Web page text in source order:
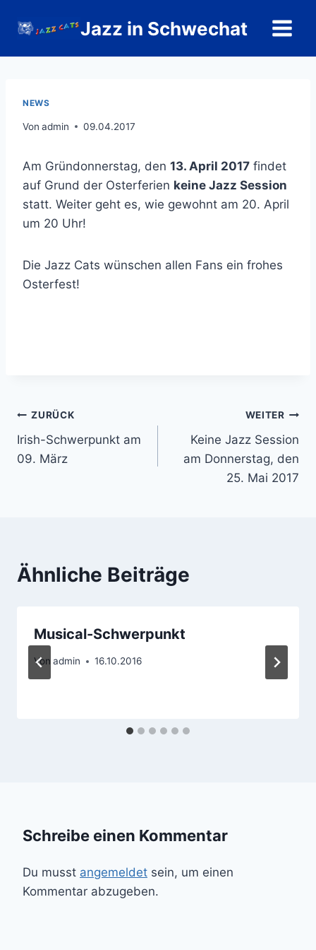
Inhalt
Jazz in Schwechat
NEWS
Von admin 09.04.2017
Am Gründonnerstag, den 13. April 2017 findet
auf Grund der Osterferien keine Jazz Session
statt. Weiter geht es, wie gewohnt am 20. April
um 20 Uhr!
Die Jazz Cats wünschen allen Fans ein frohes
Osterfest!
Beitragsnavigation
ZURÜCK
Irish-Schwerpunkt am
09. März
WEITER
Keine Jazz Session
am Donnerstag, den
25. Mai 2017
Ähnliche Beiträge
Musical-Schwerpunkt
Von admin 16.10.2016
Schreibe einen Kommentar
Du musst angemeldet sein, um einen
Kommentar abzugeben.